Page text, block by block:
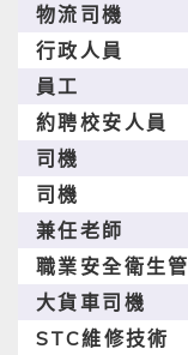
物流司機
行政人員
員工
約聘校安人員
司機
司機
兼任老師
職業安全衛生管
大貨車司機
STC維修技術